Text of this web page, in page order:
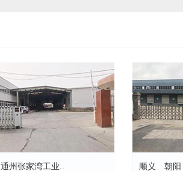
通州张家湾工业.. 顺义 朝